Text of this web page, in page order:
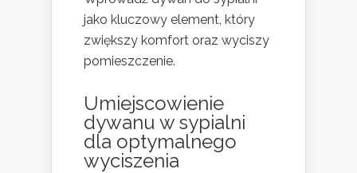
jako kluczowy element, który
zwiększy komfort oraz wyciszy
pomieszczenie.
Umiejscowienie
dywanu w sypialni
dla optymalnego
wyciszenia